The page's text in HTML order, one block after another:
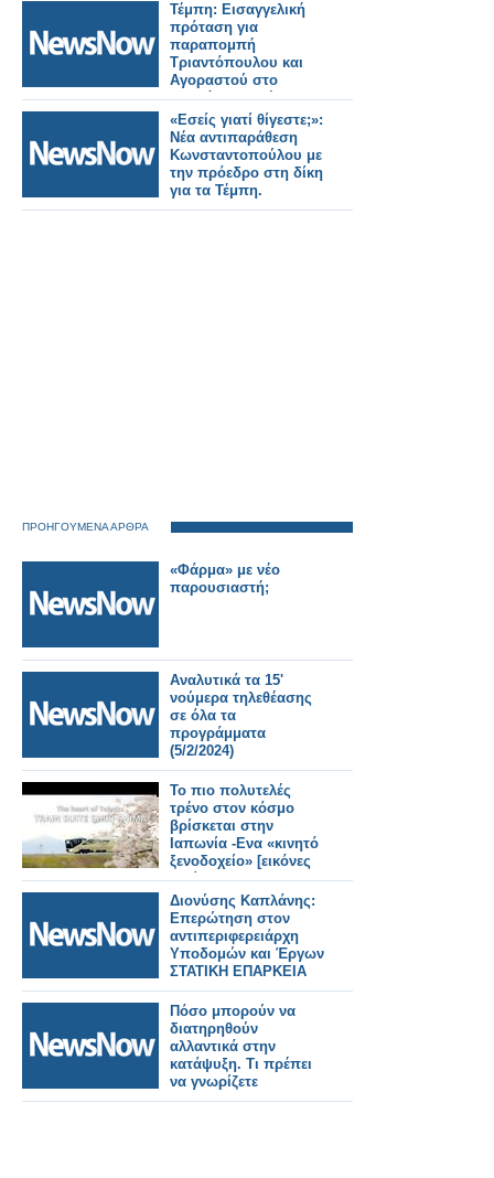
Τέμπη: Εισαγγελική
πρόταση για
παραπομπή
Τριαντόπουλου και
Αγοραστού στο
Ειδικό Δικαστήριο.
«Εσείς γιατί θίγεστε;»:
Νέα αντιπαράθεση
Κωνσταντοπούλου με
την πρόεδρο στη δίκη
για τα Τέμπη.
ΠΡΟΗΓΟΥΜΕΝΑ ΑΡΘΡΑ
«Φάρμα» με νέο
παρουσιαστή;
Αναλυτικά τα 15'
νούμερα τηλεθέασης
σε όλα τα
προγράμματα
(5/2/2024)
Το πιο πολυτελές
τρένο στον κόσμο
βρίσκεται στην
Ιαπωνία -Ενα «κινητό
ξενοδοχείο» [εικόνες
& βίντεο]
Διονύσης Καπλάνης:
Επερώτηση στον
αντιπεριφερειάρχη
Υποδομών και Έργων
ΣΤΑΤΙΚΗ ΕΠΑΡΚΕΙΑ
ΚΑΙ ΠΡΟΣΕΙΣΜΙΚΟΣ
ΕΛΕΓΧΟΣ ΚΤΙΡΙΩΝ
Πόσο μπορούν να
διατηρηθούν
αλλαντικά στην
κατάψυξη. Τι πρέπει
να γνωρίζετε